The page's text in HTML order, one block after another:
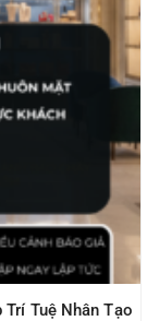
Tuệ Nhân Tạo